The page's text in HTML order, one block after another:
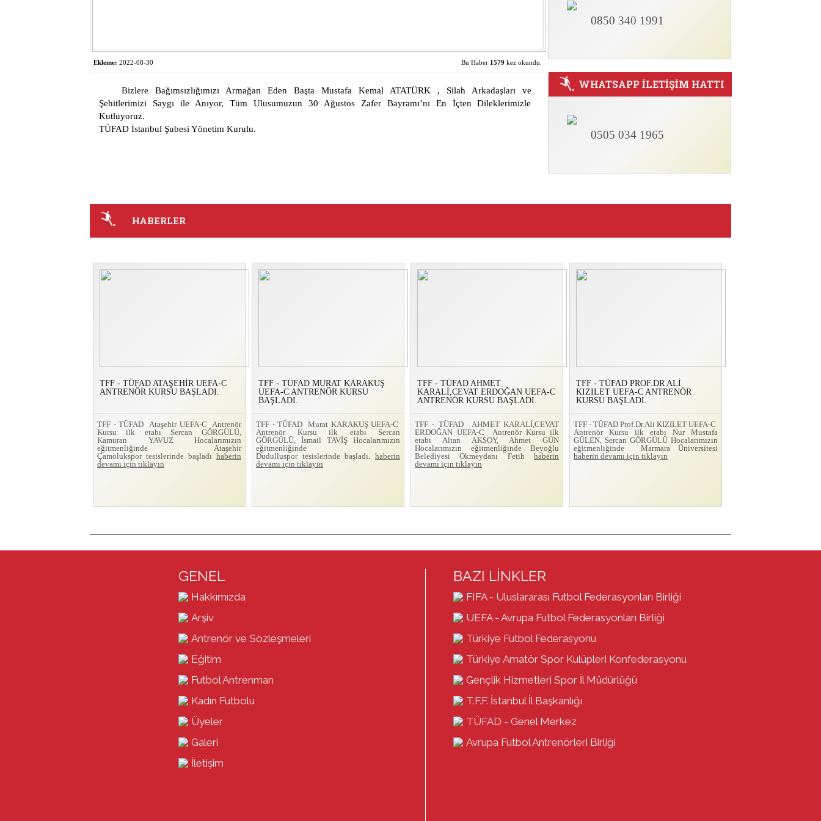
Ekleme: 2022-08-30 Bu Haber 1579 kez okundu.
Bizlere Bağımsızlığımızı Armağan Eden Başta Mustafa Kemal ATATÜRK , Silah Arkadaşları ve
Şehitlerimizi Saygı ile Anıyor, Tüm Ulusumuzun 30 Ağustos Zafer Bayramı’nı En İçten Dileklerimizle
Kutluyoruz.
TÜFAD İstanbul Şubesi Yönetim Kurulu.
0850 340 1991
WHATSAPP İLETİŞİM HATTI
0505 034 1965
HABERLER
TFF - TÜFAD ATAŞEHİR UEFA-C
ANTRENÖR KURSU BAŞLADI.
TFF - TÜFAD Ataşehir UEFA-C Antrenör
Kursu ilk etabı Sercan GÖRGÜLÜ,
Kamuran YAVUZ Hocalarımızın
eğitmenliğinde Ataşehir
Çamolukspor tesislerinde başladı haberin
devamı için tıklayın
TFF - TÜFAD MURAT KARAKUŞ
UEFA-C ANTRENÖR KURSU
BAŞLADI.
TFF - TÜFAD Murat KARAKUŞ UEFA-C
Antrenör Kursu ilk etabı Sercan
GÖRGÜLÜ, İsmail TAVİŞ Hocalarımızın
eğitmenliğinde
Dudulluspor tesislerinde başladı. haberin
devamı için tıklayın
TFF - TÜFAD AHMET
KARALİ,CEVAT ERDOĞAN UEFA-C
ANTRENÖR KURSU BAŞLADI.
TFF - TÜFAD AHMET KARALİ,CEVAT
ERDOĞAN UEFA-C Antrenör Kursu ilk
etabı Altan AKSOY, Ahmet GÜN
Hocalarımızın eğitmenliğinde Beyoğlu
Belediyesi Okmeydanı Fetih haberin
devamı için tıklayın
TFF - TÜFAD PROF.DR ALİ
KIZILET UEFA-C ANTRENÖR
KURSU BAŞLADI.
TFF - TÜFAD Prof.Dr Ali KIZILET UEFA-C
Antrenör Kursu ilk etabı Nur Mustafa
GÜLEN, Sercan GÖRGÜLÜ Hocalarımızın
eğitmenliğinde Marmara Üniversitesi
haberin devamı için tıklayın
GENEL
Hakkımızda
Arşiv
Antrenör ve Sözleşmeleri
Eğitim
Futbol Antrenman
Kadın Futbolu
Üyeler
Galeri
İletişim
BAZI LİNKLER
FIFA - Uluslararası Futbol Federasyonları Birliği
UEFA - Avrupa Futbol Federasyonları Birliği
Türkiye Futbol Federasyonu
Türkiye Amatör Spor Kulüpleri Konfederasyonu
Gençlik Hizmetleri Spor İl Müdürlüğü
T.F.F. İstanbul İl Başkanlığı
TÜFAD - Genel Merkez
Avrupa Futbol Antrenörleri Birliği